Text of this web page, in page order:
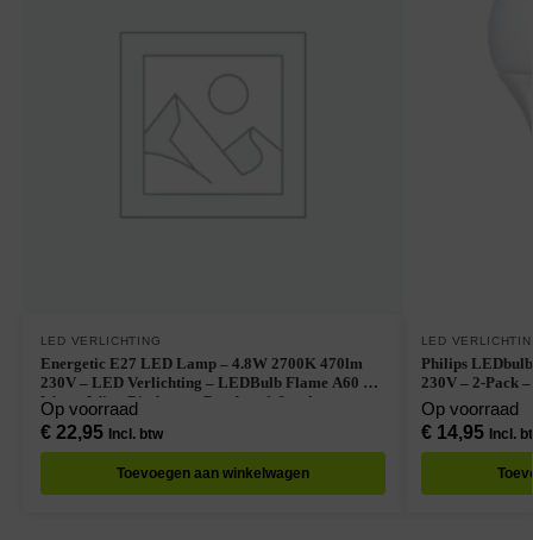
LED VERLICHTING
Energetic E27 LED Lamp – 4.8W 2700K 470lm
230V – LED Verlichting – LEDBulb Flame A60 –
Warm Wit – Dimbaar – Per doos à 6 stuks
Op voorraad
€22,95 Incl. btw
Toevoegen aan winkelwagen
LED
Philips
230V – 2-Pack
Op voorraad
€14,95 Incl.